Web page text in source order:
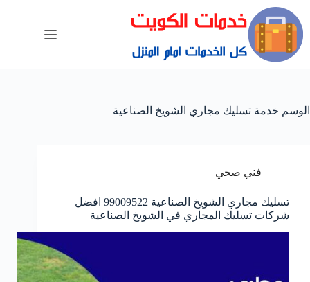
الوسم خدمة تسليك مجاري الشويخ الصناعية
فني صحي
تسليك مجاري الشويخ الصناعية 99009522 افضل
شركات تسليك المجاري في الشويخ الصناعية